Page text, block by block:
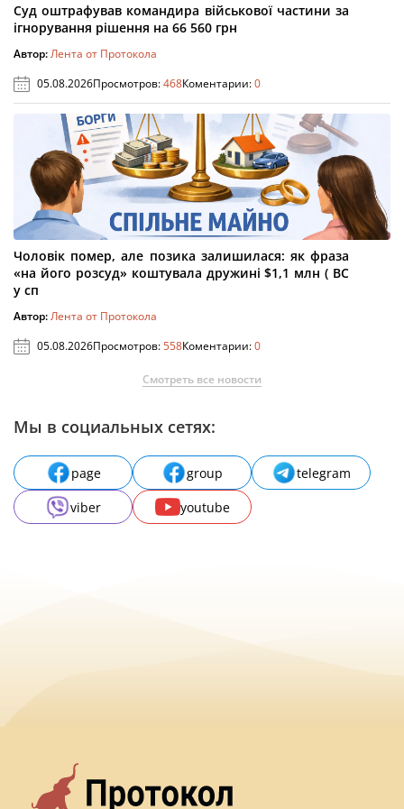
Суд оштрафував командира військової частини за
ігнорування рішення на 66 560 грн
Автор:Лента от Протокола
05.08.2026Просмотров:468Коментарии:0
Чоловік помер, але позика залишилася: як фраза
«на його розсуд» коштувала дружині $1,1 млн ( ВС
у сп
Автор:Лента от Протокола
05.08.2026Просмотров:558Коментарии:0
Смотреть все новости
Мы в социальных сетях:
page group
telegram
viber
youtube